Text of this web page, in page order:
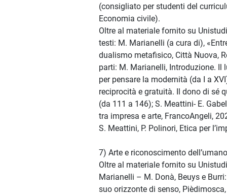
(consigliato per studenti del
Economia civile).
Oltre al materiale fornito su
testi: M. Marianelli (a cura di),
dualismo metafisico, Città Nuova,
parti: M. Marianelli, Introduzione. Il
per pensare la modernità (da I a
reciprocità e gratuità. Il dono di sé
(da 111 a 146); S. Meattini- E.
tra impresa e arte, FrancoAngeli,
S. Meattini, P. Polinori, Etica per
7) Arte e riconoscimento dell’umano
Oltre al materiale fornito su
Marianelli – M. Donà, Beuys e
suo orizzonte di senso,